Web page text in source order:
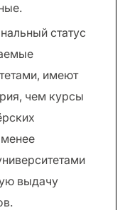
статус
имеют
чем курсы
выдачу